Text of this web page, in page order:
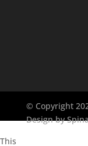
© Copyright
Design by
This